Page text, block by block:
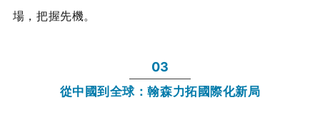
場，把握先機。
03
從中國到全球：翰森力拓國際化新局